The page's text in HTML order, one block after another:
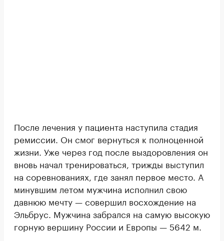
После лечения у пациента наступила стадия
ремиссии. Он смог вернуться к полноценной
жизни. Уже через год после выздоровления он
вновь начал тренироваться, трижды выступил
на соревнованиях, где занял первое место. А
минувшим летом мужчина исполнил свою
давнюю мечту — совершил восхождение на
Эльбрус. Мужчина забрался на самую высокую
горную вершину России и Европы — 5642 м.